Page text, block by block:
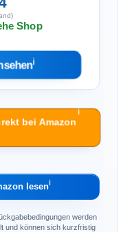
Shop
ℹ︎
bei Amazon
ℹ︎
lesenℹ︎
werden
und können sich kurzfristig